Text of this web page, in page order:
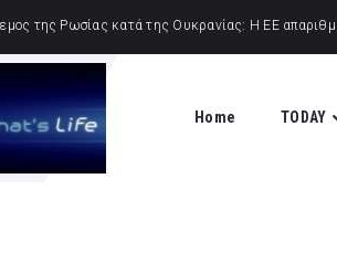
Home TODAY